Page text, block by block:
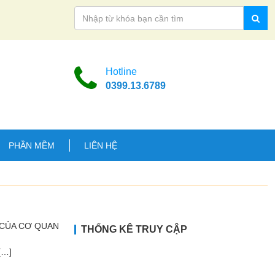
Hotline
0399.13.6789
PHẦN MỀM LIÊN HỆ
CƠ QUAN
THỐNG KÊ TRUY CẬP